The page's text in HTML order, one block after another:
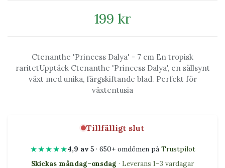
199 kr
Ctenanthe 'Princess Dalya' - 7 cm En tropisk
raritetUpptäck Ctenanthe 'Princess Dalya', en sällsynt
växt med unika, färgskiftande blad. Perfekt för
växtentusia
Tillfälligt slut
★★★★★4,9 av 5· 650+ omdömen på Trustpilot
Skickas måndag–onsdag · Leverans 1–3 vardagar